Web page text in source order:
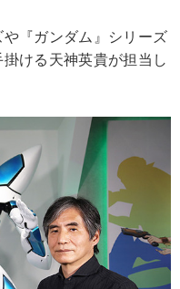
『ガンダム』シリーズ
ける天神英貴が担当し